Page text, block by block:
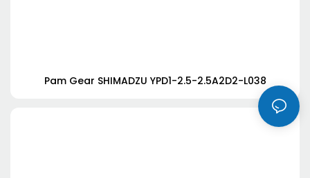
Pam Gear SHIMADZU YPD1-2.5-2.5A2D2-L038